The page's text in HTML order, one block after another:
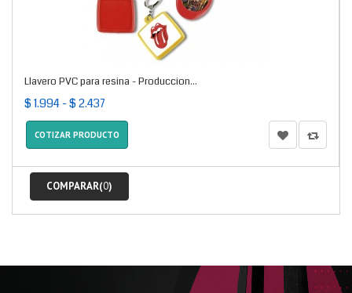
Llavero PVC para resina - Produccion...
$ 1.994 - $ 2.437
COTIZAR PRODUCTO
COMPARAR(0)